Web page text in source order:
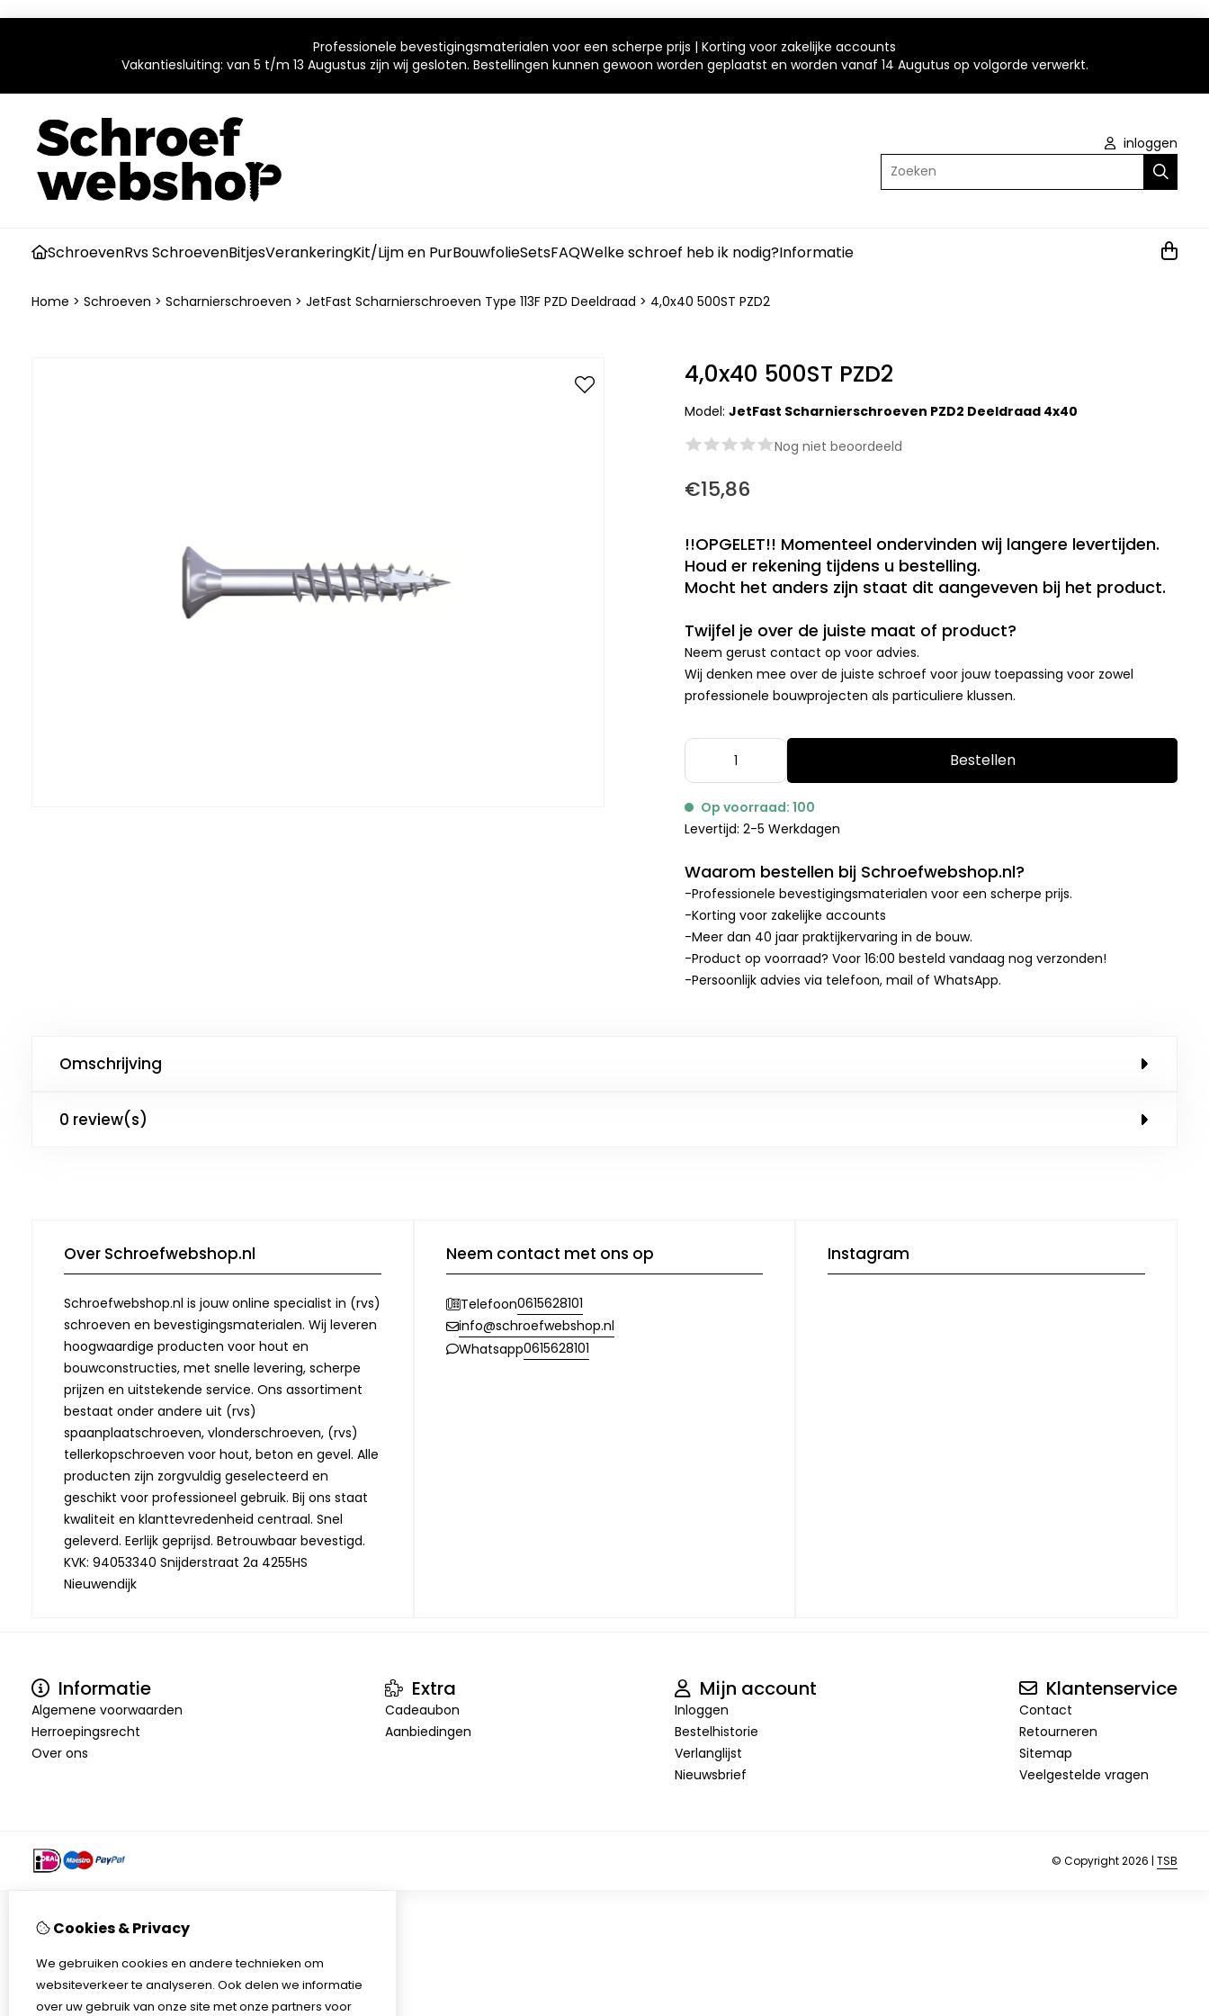
Professionele bevestigingsmaterialen voor een scherpe prijs | Korting voor zakelijke accounts
Vakantiesluiting: van 5 t/m 13 Augustus zijn wij gesloten. Bestellingen kunnen gewoon worden geplaatst en worden vanaf 14 Augutus op volgorde verwerkt.
inloggen
Zoeken
SchroevenRvs SchroevenBitjesVerankeringKit/Lijm en PurBouwfolieSetsFAQWelke schroef heb ik nodig?Informatie
Home > Schroeven > Scharnierschroeven > JetFast Scharnierschroeven Type 113F PZD Deeldraad > 4,0x40 500ST PZD2
4,0x40 500ST PZD2
Model:JetFast Scharnierschroeven PZD2 Deeldraad 4x40
Nog niet beoordeeld
€15,86
!!OPGELET!! Momenteel ondervinden wij langere levertijden.
Houd er rekening tijdens u bestelling.
Mocht het anders zijn staat dit aangeveven bij het product.
Twijfel je over de juiste maat of product?
Neem gerust contact op voor advies.
Wij denken mee over de juiste schroef voor jouw toepassing voor zowel
professionele bouwprojecten als particuliere klussen.
Bestellen
Op voorraad: 100
Levertijd: 2-5 Werkdagen
Waarom bestellen bij Schroefwebshop.nl?
-Professionele bevestigingsmaterialen voor een scherpe prijs.
-Korting voor zakelijke accounts
-Meer dan 40 jaar praktijkervaring in de bouw.
-Product op voorraad? Voor 16:00 besteld vandaag nog verzonden!
-Persoonlijk advies via telefoon, mail of WhatsApp.
Omschrijving
0 review(s)
Over Schroefwebshop.nl
Schroefwebshop.nl is jouw online specialist in (rvs)
schroeven en bevestigingsmaterialen. Wij leveren
hoogwaardige producten voor hout en
bouwconstructies, met snelle levering, scherpe
prijzen en uitstekende service. Ons assortiment
bestaat onder andere uit (rvs)
spaanplaatschroeven, vlonderschroeven, (rvs)
tellerkopschroeven voor hout, beton en gevel. Alle
producten zijn zorgvuldig geselecteerd en
geschikt voor professioneel gebruik. Bij ons staat
kwaliteit en klanttevredenheid centraal. Snel
geleverd. Eerlijk geprijsd. Betrouwbaar bevestigd.
KVK: 94053340 Snijderstraat 2a 4255HS
Nieuwendijk
Neem contact met ons op
Telefoon0615628101
info@schroefwebshop.nl
Whatsapp0615628101
Instagram
Informatie
Algemene voorwaarden
Herroepingsrecht
Over ons
Extra
Cadeaubon
Aanbiedingen
Mijn account
Inloggen
Bestelhistorie
Verlanglijst
Nieuwsbrief
Klantenservice
Contact
Retourneren
Sitemap
Veelgestelde vragen
© Copyright 2026 | TSB
Cookies & Privacy
We gebruiken cookies en andere technieken om
websiteverkeer te analyseren. Ook delen we informatie
over uw gebruik van onze site met onze partners voor